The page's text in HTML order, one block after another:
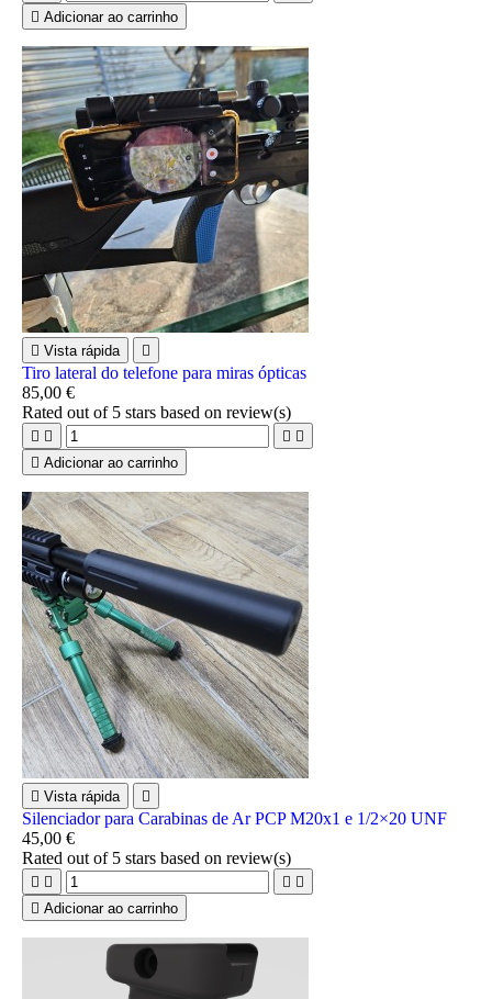
 Adicionar ao carrinho
 Vista rápida 
Tiro lateral do telefone para miras ópticas
85,00 €
Rated out of 5 stars based on review(s)
   
 Adicionar ao carrinho
 Vista rápida 
Silenciador para Carabinas de Ar PCP M20x1 e 1/2×20 UNF
45,00 €
Rated out of 5 stars based on review(s)
   
 Adicionar ao carrinho